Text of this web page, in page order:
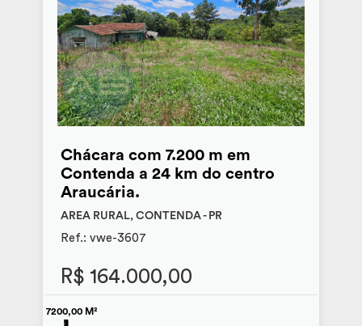
Chácara com 7.200 m em
Contenda a 24 km do centro
Araucária.
AREA RURAL, CONTENDA - PR
Ref.: vwe-3607
R$ 164.000,00
7200,00 M²